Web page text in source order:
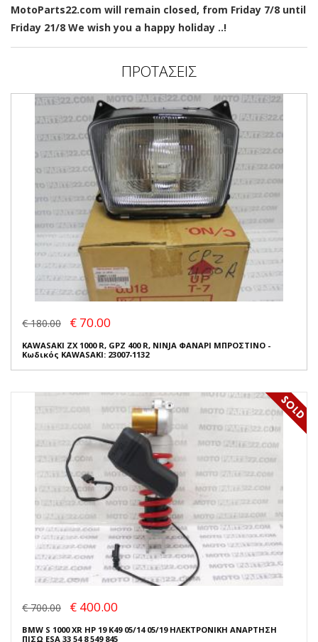
MotoParts22.com will remain closed, from Friday 7/8 until
Friday 21/8 We wish you a happy holiday ..!
ΠΡΟΤΑΣΕΙΣ
€ 180.00 € 70.00
KAWASAKI ZX 1000 R, GPZ 400 R, NINJA ΦΑΝΑΡΙ ΜΠΡΟΣΤΙΝΟ -
Κωδικός KAWASAKI: 23007-1132
€ 700.00 € 400.00
BMW S 1000 XR HP 19 K49 05/14 05/19 ΗΛΕΚΤΡΟΝΙΚΗ ΑΝΑΡΤΗΣΗ
ΠΙΣΩ ESA 33 54 8 549 845